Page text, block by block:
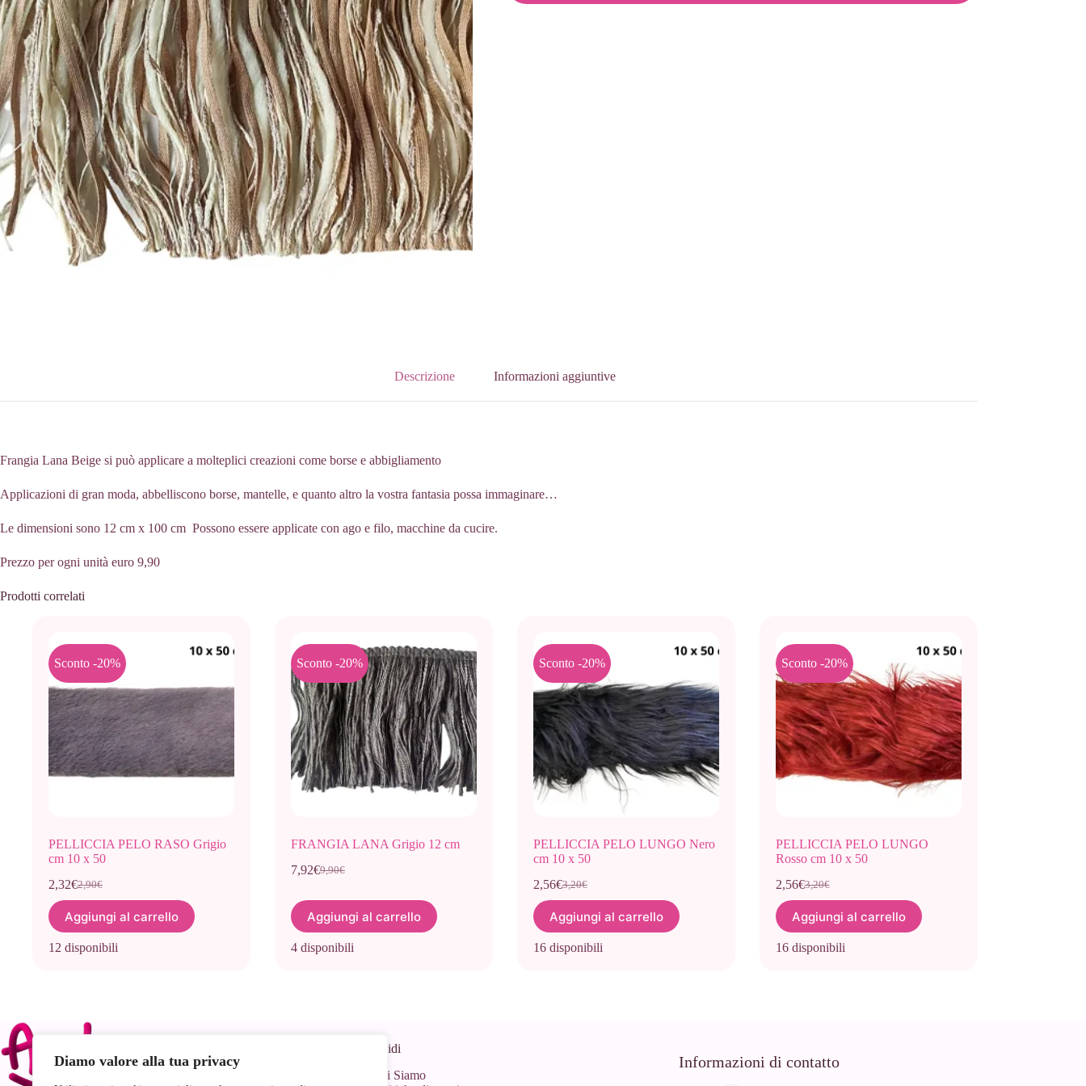
Diamo valore alla tua privacy
Descrizione Informazioni aggiuntive
Frangia Lana Beige si può applicare a molteplici creazioni come borse e abbigliamento
Applicazioni di gran moda, abbelliscono borse, mantelle, e quanto altro la vostra fantasia possa immaginare…
Le dimensioni sono 12 cm x 100 cm Possono essere applicate con ago e filo, macchine da cucire.
Prezzo per ogni unità euro 9,90
Prodotti correlati
Sconto -20%
PELLICCIA PELO RASO Grigio
cm 10 x 50
2,90€
Il
originale
era:
2,90€.
2,32€Il
attuale
è:
2,32€.
Aggiungi al carrello
12 disponibili
Sconto -20%
FRANGIA LANA Grigio 12 cm
9,90€
Il
era:
9,90€.
7,92€Il
è:
7,92€.
Aggiungi al carrello
4 disponibili
Sconto -20%
PELLICCIA PELO LUNGO Nero
cm 10 x 50
3,20€
Il
originale
era:
3,20€.
2,56€Il
attuale
è:
2,56€.
Aggiungi al carrello
16 disponibili
Sconto -20%
PELLICCIA PELO LUNGO
Rosso cm 10 x 50
3,20€
Il
originale
era:
3,20€.
2,56€Il
attuale
è:
2,56€.
Aggiungi al carrello
16 disponibili
Link Rapidi
Chi Siamo
Informazioni di contatto